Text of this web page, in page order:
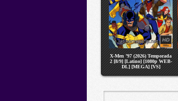
X-Men ’97 (2026) Temporada
2 [8/9] [Latino] [1080p WEB-
DL] [MEGA] [VS]